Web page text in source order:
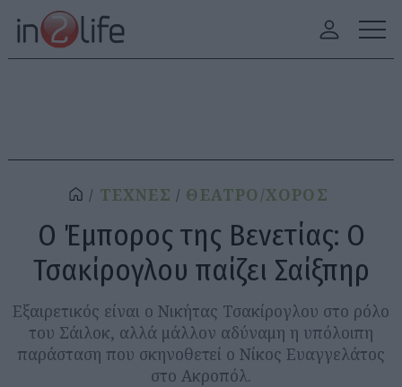
ΤΕΧΝΕΣ ΘΕΑΤΡΟ/ΧΟΡΟΣ
Ο Έμπορος της Βενετίας: Ο
Τσακίρογλου παίζει Σαίξπηρ
Εξαιρετικός είναι ο Νικήτας Τσακίρογλου στο ρόλο
του Σάιλοκ, αλλά μάλλον αδύναμη η υπόλοιπη
παράσταση που σκηνοθετεί ο Νίκος Ευαγγελάτος
στο Ακροπόλ.